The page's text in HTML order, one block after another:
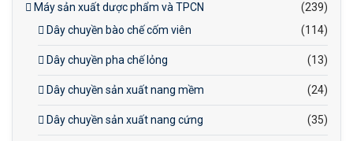
Máy sản xuất dược phẩm và TPCN
(239)
Dây chuyền bào chế cốm viên
(114)
Dây chuyền pha chế lỏng (13)
Dây chuyền sản xuất nang mềm (24)
Dây chuyền sản xuất nang cứng (35)